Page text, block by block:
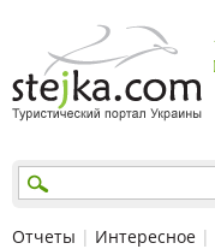
Отчеты | Интересное |